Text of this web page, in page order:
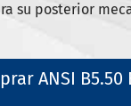
su posterior
ANSI B5.50